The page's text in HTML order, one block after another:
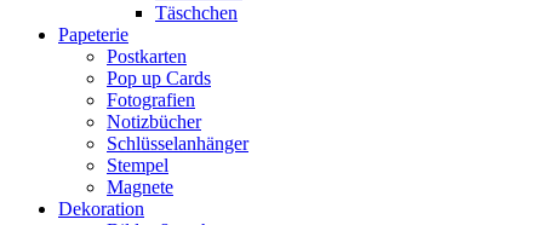
Täschchen
Papeterie
Postkarten
Pop up Cards
Fotografien
Notizbücher
Schlüsselanhänger
Stempel
Magnete
Dekoration